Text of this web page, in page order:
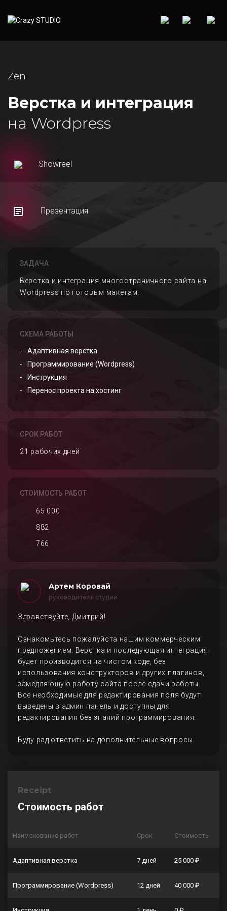
Zen
Верстка и интеграция
на Wordpress
Showreel
Презентация
ЗАДАЧА
Верстка и интеграция многостраничного сайта на
Wordpress по готовым макетам.
СХЕМА РАБОТЫ
Адаптивная верстка
Программирование (Wordpress)
Инструкция
Перенос проекта на хостинг
СРОК РАБОТ
21 рабочих дней
СТОИМОСТЬ РАБОТ
65 000
882
766
Артем Коровай
руководитель студии
Здравствуйте, Дмитрий!
Ознакомьтесь пожалуйста нашим коммерческим
предложением. Верстка и последующая интеграция
будет производится на чистом коде, без
использования конструкторов и других плагинов,
замедляющую работу сайта после сдачи работы.
Все необходимые для редактирования поля будут
выведены в админ панель и доступны для
редактирования без знаний программирования.
Буду рад ответить на дополнительные вопросы.
Receipt
Стоимость работ
Наименование работ Срок Стоимость
Адаптивная верстка 7 дней 25 000 ₽
Программирование (Wordpress) 12 дней 40 000 ₽